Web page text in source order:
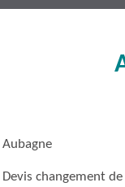
Aubagne
Devis changement